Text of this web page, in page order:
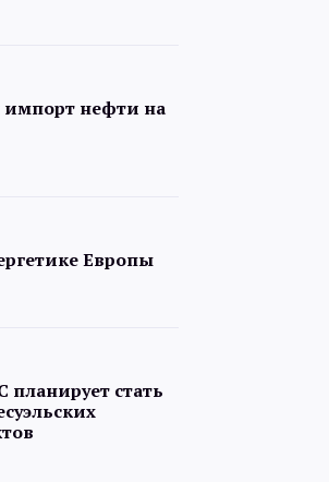
нефти на
Европы
планирует стать